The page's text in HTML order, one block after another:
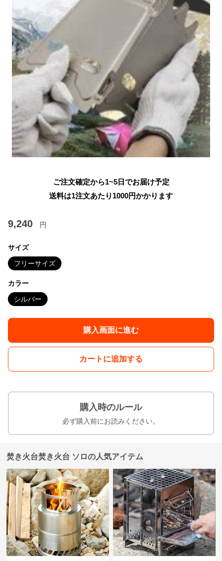
ご注文確定から1~5日でお届け予定
送料は1注文あたり 1000円かかります
9,240 円
サイズ
フリーサイズ
カラー
シルバー
購入画面に進む
カートに追加する
購入時のルール
必ず購入前にお読みください。
焚き火台焚き火台 ソロの人気アイテム